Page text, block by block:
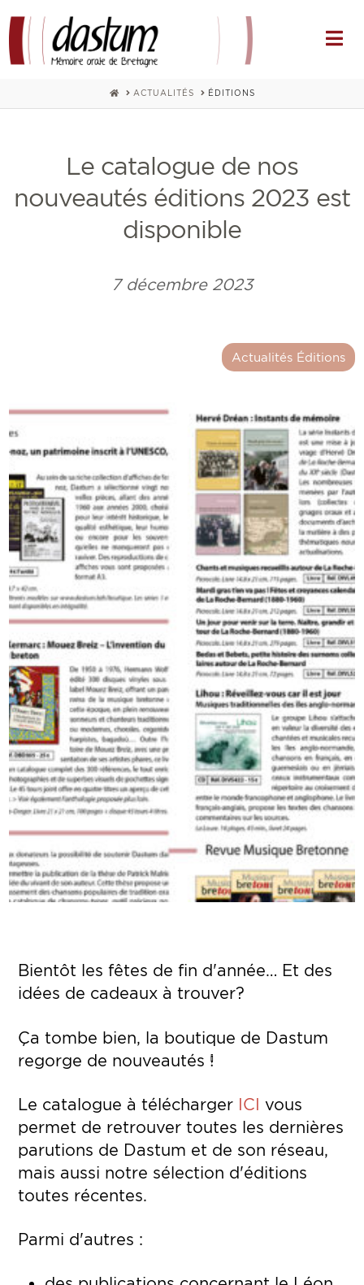
HOMEACTUALITÉS ÉDITIONS
Le catalogue de nos
nouveautés éditions 2023 est
disponible
7 décembre 2023
Actualités Éditions
Bientôt les fêtes de fin d'année… Et des
idées de cadeaux à trouver?
Ça tombe bien, la boutique de Dastum
regorge de nouveautés !
Le catalogue à télécharger ICI
vous
permet de retrouver toutes les dernières
parutions de Dastum et de son réseau,
mais aussi notre sélection d'éditions
toutes récentes.
Parmi d'autres :